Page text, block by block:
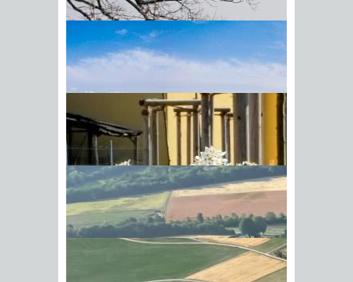
BIick vom Galgenberg auf
Hohenstadt
Sonnenschein am Morgen im
Ahornwald
Ihre E-Mail-Adresse*
akzeptiere dieDatenschutz­
erklärung
Kopie an Absender
Seite drucken
PDF drucken